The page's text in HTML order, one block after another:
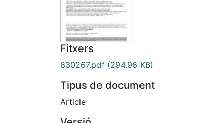
Fitxers
630267.pdf (294.96 KB)
Tipus de document
Article